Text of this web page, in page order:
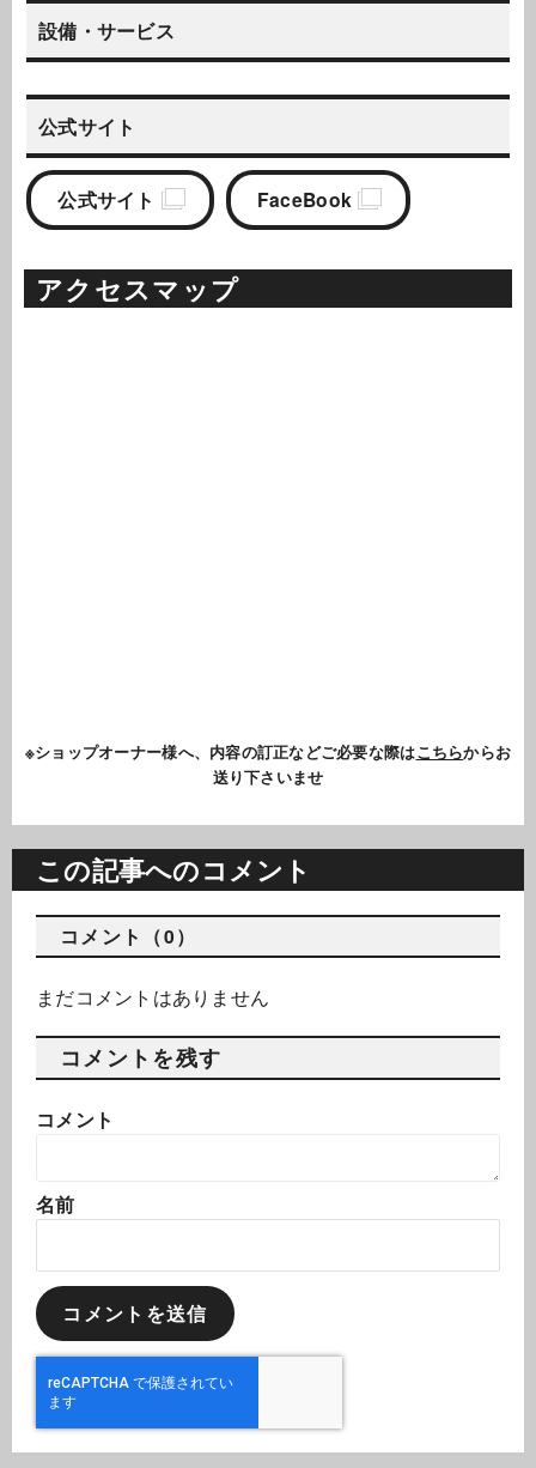
設備・サービス
公式サイト
公式サイト FaceBook
アクセスマップ
※ショップオーナー様へ、内容の訂正などご必要な際はこちらからお
送り下さいませ
この記事へのコメント
コメント（0）
まだコメントはありません
コメントを残す
コメント
名前